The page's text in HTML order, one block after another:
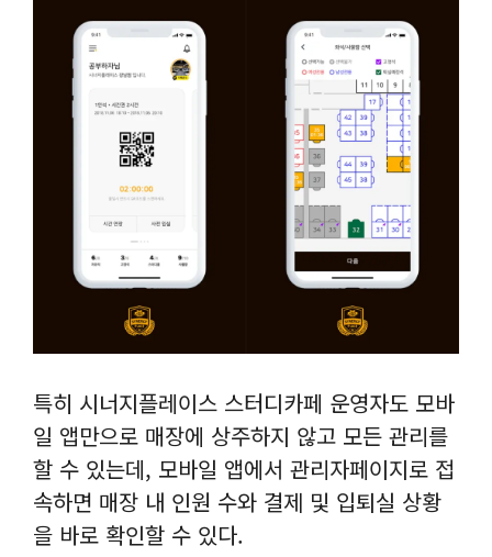
특히 시너지플레이스 스터디카페 운영자도 모바
일 앱만으로 매장에 상주하지 않고 모든 관리를
할 수 있는데, 모바일 앱에서 관리자페이지로 접
속하면 매장 내 인원 수와 결제 및 입퇴실 상황
을 바로 확인할 수 있다.